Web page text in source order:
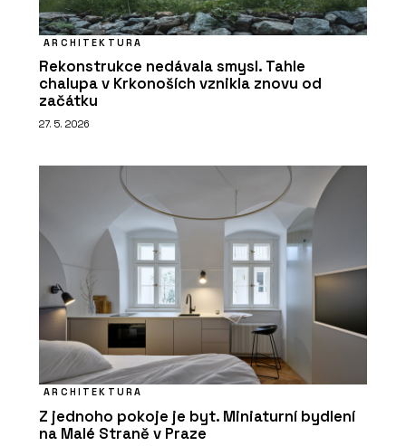
ARCHITEKTURA
Rekonstrukce nedávala smysl. Tahle
chalupa v Krkonoších vznikla znovu od
začátku
27. 5. 2026
ARCHITEKTURA
Z jednoho pokoje je byt. Miniaturní bydlení
na Malé Straně v Praze